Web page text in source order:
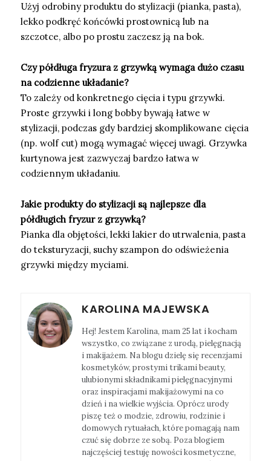
Użyj odrobiny produktu do stylizacji (pianka, pasta),
lekko podkręć końcówki prostownicą lub na
szczotce, albo po prostu zaczesz ją na bok.
Czy półdługa fryzura z grzywką wymaga dużo czasu
na codzienne układanie?
To zależy od konkretnego cięcia i typu grzywki.
Proste grzywki i long bobby bywają łatwe w
stylizacji, podczas gdy bardziej skomplikowane cięcia
(np. wolf cut) mogą wymagać więcej uwagi. Grzywka
kurtynowa jest zazwyczaj bardzo łatwa w
codziennym układaniu.
Jakie produkty do stylizacji są najlepsze dla
półdługich fryzur z grzywką?
Pianka dla objętości, lekki lakier do utrwalenia, pasta
do teksturyzacji, suchy szampon do odświeżenia
grzywki między myciami.
KAROLINA MAJEWSKA
Hej! Jestem Karolina, mam 25 lat i kocham
wszystko, co związane z urodą, pielęgnacją
i makijażem. Na blogu dzielę się recenzjami
kosmetyków, prostymi trikami beauty,
ulubionymi składnikami pielęgnacyjnymi
oraz inspiracjami makijażowymi na co
dzień i na wielkie wyjścia. Oprócz urody
piszę też o modzie, zdrowiu, rodzinie i
domowych rytuałach, które pomagają nam
czuć się dobrze ze sobą. Poza blogiem
najczęściej testuję nowości kosmetyczne,